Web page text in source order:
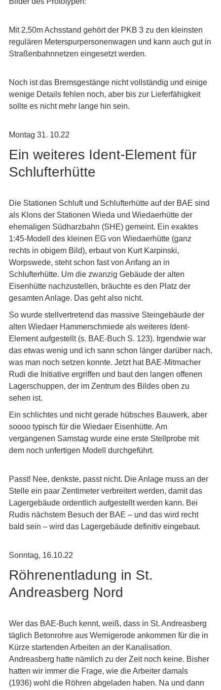
Mit 2,50m Achsstand gehört der PKB 3 zu den kleinsten
regulären Meterspurpersonenwagen und kann auch gut in
Straßenbahnnetzen eingesetzt werden.
Noch ist das Bremsgestänge nicht vollständig und einige
wenige Details fehlen noch, aber bis zur Lieferfähigkeit
sollte es nicht mehr lange hin sein.
Montag 31. 10.22
Ein weiteres Ident-Element für
Schlufterhütte
Die Stationen Schluft und Schlufterhütte auf der BAE sind
als Klons der Stationen Wieda und Wiedaerhütte der
ehemaligen Südharzbahn (SHE) gemeint. Ein exaktes
1:45-Modell des kleinen EG von Wiedaerhütte (ganz
rechts in obigem Bild), erbaut von Kurt Karpinski,
Worpswede, steht schon fast von Anfang an in
Schlufterhütte. Um die zwanzig Gebäude der alten
Eisenhütte nachzustellen, bräuchte es den Platz der
gesamten Anlage. Das geht also nicht.
So wurde stellvertretend das massive Steingebäude der
alten Wiedaer Hammerschmiede als weiteres Ident-
Element aufgestellt (s. BAE-Buch S. 123). Irgendwie war
das etwas wenig und ich sann schon länger darüber nach,
was man noch setzen konnte. Jetzt hat BAE-Mitmacher
Rudi die Initiative ergriffen und baut den langen offenen
Lagerschuppen, der im Zentrum des Bildes oben zu
sehen ist.
Ein schlichtes und nicht gerade hübsches Bauwerk, aber
soooo typisch für die Wiedaer Eisenhütte. Am
vergangenen Samstag wurde eine erste Stellprobe mit
dem noch unfertigen Modell durchgeführt.
Passt! Nee, denkste, passt nicht. Die Anlage muss an der
Stelle ein paar Zentimeter verbreitert werden, damit das
Lagergebäude ordentlich aufgestellt werden kann. Bei
Rudis nächstem Besuch der BAE – und das wird recht
bald sein – wird das Lagergebäude definitiv eingebaut.
Sonntag, 16.10.22
Röhrenentladung in St.
Andreasberg Nord
Wer das BAE-Buch kennt, weiß, dass in St. Andreasberg
täglich Betonrohre aus Wernigerode ankommen für die in
Kürze startenden Arbeiten an der Kanalisation.
Andreasberg hatte nämlich zu der Zeit noch keine. Bisher
hatten wir immer die Frage, wie die Arbeiter damals
(1936) wohl die Röhren abgeladen haben. Na und dann